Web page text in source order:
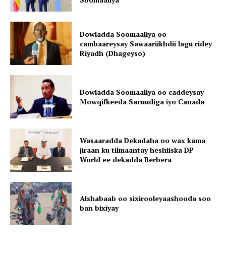
Dowladda Soomaaliya oo
cambaareysay Sawaariikhdii lagu ridey
Riyadh (Dhageyso)
Dowladda Soomaaliya oo caddeysay
Mowqifkeeda Sacuudiga iyo Canada
Wasaaradda Dekadaha oo wax kama
jiraan ku tilmaantay heshiiska DP
World ee dekadda Berbera
Alshabaab oo sixirooleyaashooda soo
ban bixiyay